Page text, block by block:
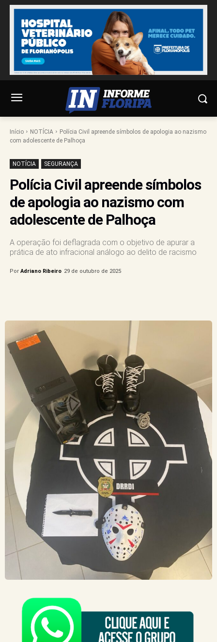
Início NOTÍCIA
Polícia Civil apreende símbolos de apologia ao nazismo
com adolescente de Palhoça
NOTÍCIA SEGURANÇA
Polícia Civil apreende símbolos
de apologia ao nazismo com
adolescente de Palhoça
A operação foi deflagrada com o objetivo de apurar a
prática de ato infracional análogo ao delito de racismo
Por Adriano Ribeiro 29 de outubro de 2025